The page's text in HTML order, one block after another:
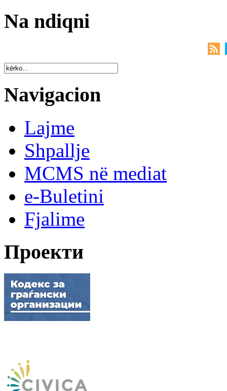
Na ndiqni
Navigacion
Lajme
Shpallje
MCMS në mediat
e-Buletini
Fjalime
Проекти